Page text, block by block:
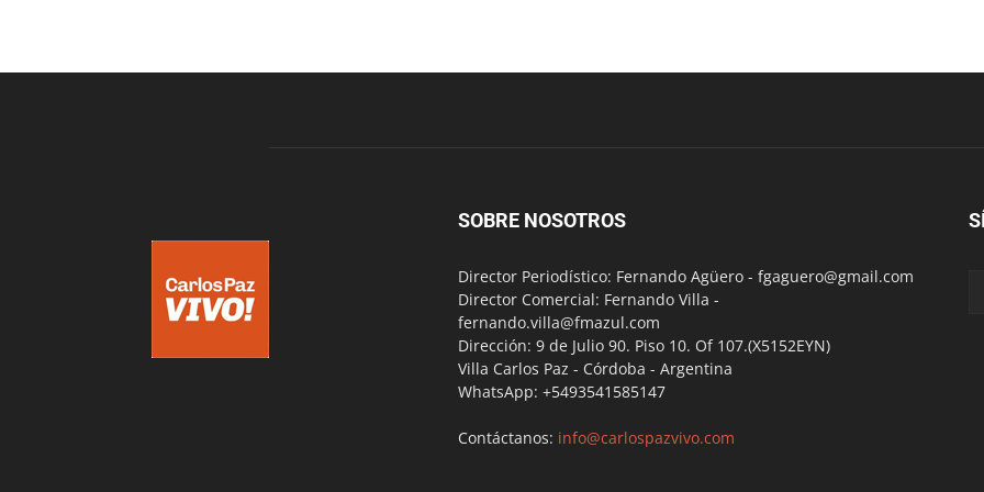
SOBRE NOSOTROS
Director Periodístico: Fernando Agüero - fgaguero@gmail.com
Director Comercial: Fernando Villa -
fernando.villa@fmazul.com
Dirección: 9 de Julio 90. Piso 10. Of 107.(X5152EYN)
Villa Carlos Paz - Córdoba - Argentina
WhatsApp: +5493541585147
Contáctanos: info@carlospazvivo.com